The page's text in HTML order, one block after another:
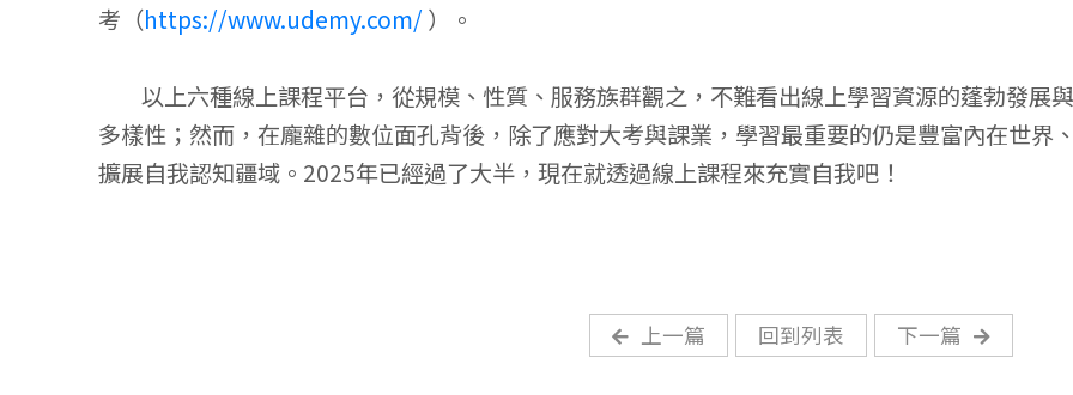
考（https://www.udemy.com/ ）。
以上六種線上課程平台，從規模、性質、服務族群觀之，不難看出線上學習資源的蓬勃發展與
多樣性；然而，在龐雜的數位面孔背後，除了應對大考與課業，學習最重要的仍是豐富內在世界、
擴展自我認知疆域。2025年已經過了大半，現在就透過線上課程來充實自我吧！
上一篇 回到列表 下一篇